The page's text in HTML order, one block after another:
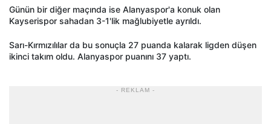
Günün bir diğer maçında ise Alanyaspor'a konuk olan
Kayserispor sahadan 3-1'lik mağlubiyetle ayrıldı.
Sarı-Kırmızılılar da bu sonuçla 27 puanda kalarak ligden düşen
ikinci takım oldu. Alanyaspor puanını 37 yaptı.
- REKLAM -